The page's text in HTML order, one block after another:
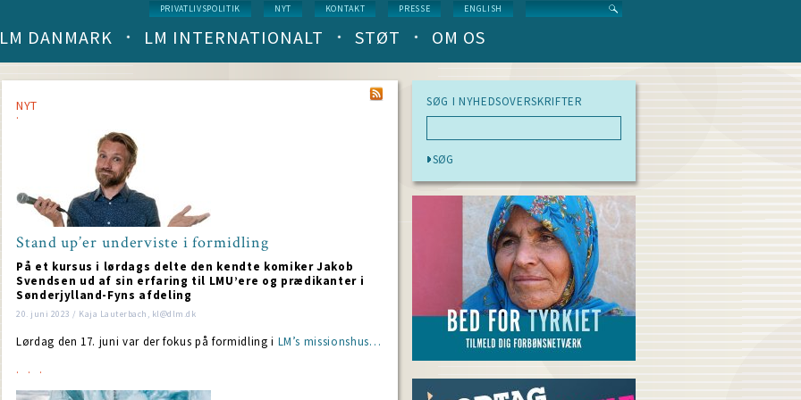
Service
menu
PRIVATLIVSPOLITIK NYT KONTAKT PRESSE ENGLISH
Main
(level
1)
LM DANMARK LM INTERNATIONALT STØT OM OS
NYT
Stand up’er underviste i formidling
På et kursus i lørdags delte den kendte komiker Jakob
Svendsen ud af sin erfaring til LMU’ere og prædikanter i
Sønderjylland-Fyns afdeling
20. juni 2023 / Kaja Lauterbach, kl@dlm.dk
Lørdag den 17. juni var der fokus på formidling i LM’s missionshus…
SØG I NYHEDSOVERSKRIFTER